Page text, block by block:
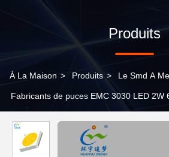
Produits
À La Maison > Produits > Le Smd A
Fabricants de puces EMC 3030 LED 2W